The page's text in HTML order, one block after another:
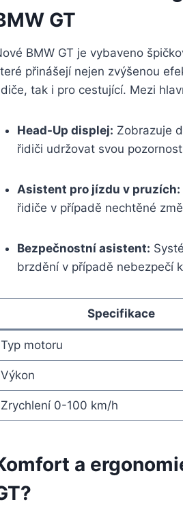
GT
BMW GT je vybaveno
přinášejí nejen zvýšenou
tak i pro cestující. Mezi
Head-Up displej: Zobrazuje
řidiči udržovat svou
Asistent pro jízdu v pruzích:
řidiče v případě nechtěné
Bezpečnostní asistent:
brzdění v případě nebezpečí
Specifikace
Typ motoru
Výkon
Zrychlení 0-100 km/h
a